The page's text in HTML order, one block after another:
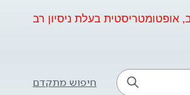
אופטומטריסטית בעלת ניסיון רב
חיפוש מתקדם